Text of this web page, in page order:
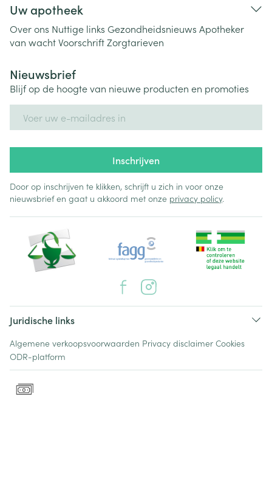
Uw apotheek
Over ons Nuttige links Gezondheidsnieuws Apotheker
van wachtVoorschriftZorgtarieven
Nieuwsbrief
Blijf op de hoogte van nieuwe producten en promoties
Inschrijven
Door op inschrijven te klikken, schrijft u zich in voor onze
nieuwsbrief en gaat u akkoord met onze privacy policy.
Juridische links
Algemene verkoopsvoorwaarden Privacy disclaimer Cookies
ODR-platform